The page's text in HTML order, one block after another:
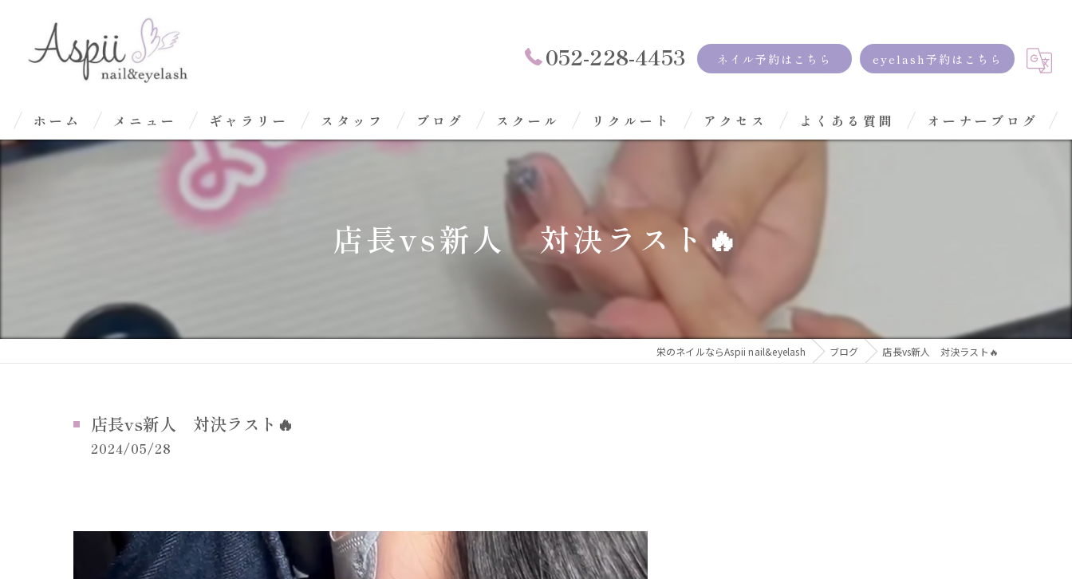
052-228-4453 ネイル予約はこちら eyelash予約はこちら
ホーム メニュー ギャラリー スタッフ ブログ スクール リクルート アクセス よくある質問 オーナーブログ
店長vs新人 対決ラスト🔥
栄のネイルならAspii nail&eyelash ブログ 店長vs新人 対決ラスト🔥
店長vs新人 対決ラスト🔥
2024/05/28